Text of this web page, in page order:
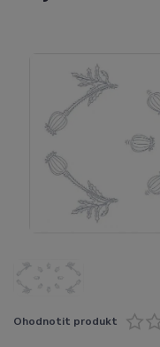
Ohodnotit produkt